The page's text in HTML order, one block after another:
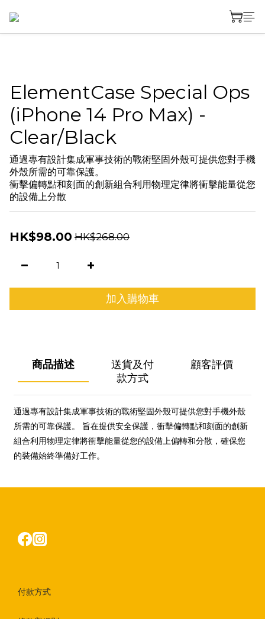
ElementCase Special Ops
(iPhone 14 Pro Max) -
Clear/Black
通過專有設計集成軍事技術的戰術堅固外殼可提供您對手機
外殼所需的可靠保護。
衝擊偏轉點和刻面的創新組合利用物理定律將衝擊能量從您
的設備上分散
HK$98.00 HK$268.00
加入購物車
商品描述
送貨及付
款方式
顧客評價
通過專有設計集成軍事技術的戰術堅固外殼可提供您對手機外殼
所需的可靠保護。 旨在提供安全保護，衝擊偏轉點和刻面的創新
組合利用物理定律將衝擊能量從您的設備上偏轉和分散，確保您
的裝備始終準備好工作。
付款方式